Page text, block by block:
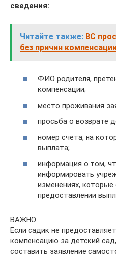
сведения:
Читайте также: ​ВС
без причин
ФИО родителя,
компенсации;
место проживания
просьба о возврате
номер счета, на
выплата;
информация о том,
информировать
изменениях,
предоставлении
ВАЖНО
Если садик не
компенсацию за детский
составить заявление